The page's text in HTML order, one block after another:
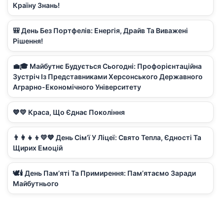
Країну Знань!
🎒 День Без Портфелів: Енергія, Драйв Та Виважені
Рішення!
💼🎓 Майбутнє Будується Сьогодні: Профорієнтаційна
Зустріч Із Представниками Херсонського Державного
Аграрно-Економічного Університету
💙💛 Краса, Що Єднає Покоління
👨‍👩‍👧‍👦💛💙 День Сім’ї У Ліцеї: Свято Тепла, Єдності Та
Щирих Емоцій
🕊️🕯️ День Пам’яті Та Примирення: Пам’ятаємо Заради
Майбутнього